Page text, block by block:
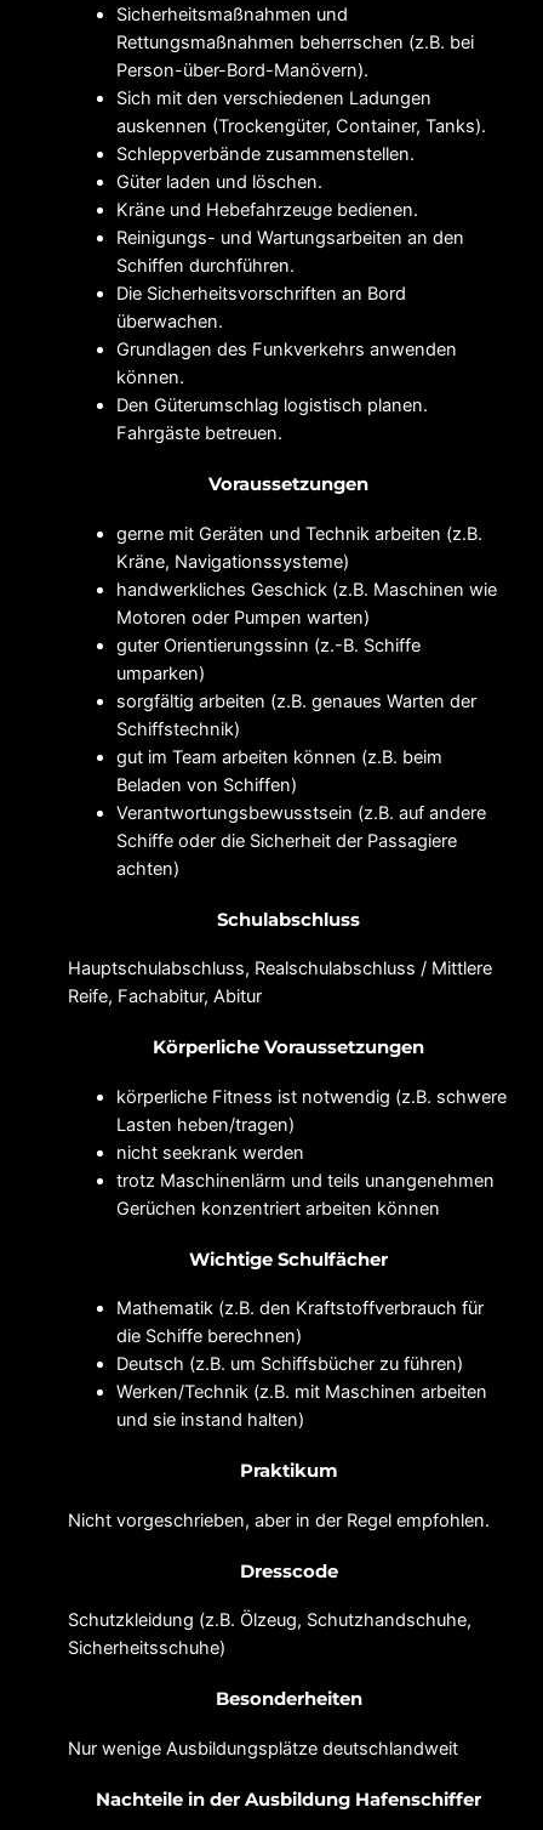
Sicherheitsmaßnahmen und
Rettungsmaßnahmen beherrschen (z.B. bei
Person-über-Bord-Manövern).
Sich mit den verschiedenen Ladungen
auskennen (Trockengüter, Container, Tanks).
Schleppverbände zusammenstellen.
Güter laden und löschen.
Kräne und Hebefahrzeuge bedienen.
Reinigungs- und Wartungsarbeiten an den
Schiffen durchführen.
Die Sicherheitsvorschriften an Bord
überwachen.
Grundlagen des Funkverkehrs anwenden
können.
Den Güterumschlag logistisch planen.
Fahrgäste betreuen.
Voraussetzungen
gerne mit Geräten und Technik arbeiten (z.B.
Kräne, Navigationssysteme)
handwerkliches Geschick (z.B. Maschinen wie
Motoren oder Pumpen warten)
guter Orientierungssinn (z.-B. Schiffe
umparken)
sorgfältig arbeiten (z.B. genaues Warten der
Schiffstechnik)
gut im Team arbeiten können (z.B. beim
Beladen von Schiffen)
Verantwortungsbewusstsein (z.B. auf andere
Schiffe oder die Sicherheit der Passagiere
achten)
Schulabschluss
Hauptschulabschluss, Realschulabschluss / Mittlere
Reife, Fachabitur, Abitur
Körperliche Voraussetzungen
körperliche Fitness ist notwendig (z.B. schwere
Lasten heben/tragen)
nicht seekrank werden
trotz Maschinenlärm und teils unangenehmen
Gerüchen konzentriert arbeiten können
Wichtige Schulfächer
Mathematik (z.B. den Kraftstoffverbrauch für
die Schiffe berechnen)
Deutsch (z.B. um Schiffsbücher zu führen)
Werken/Technik (z.B. mit Maschinen arbeiten
und sie instand halten)
Praktikum
Nicht vorgeschrieben, aber in der Regel empfohlen.
Dresscode
Schutzkleidung (z.B. Ölzeug, Schutzhandschuhe,
Sicherheitsschuhe)
Besonderheiten
Nur wenige Ausbildungsplätze deutschlandweit
Nachteile in der Ausbildung Hafenschiffer